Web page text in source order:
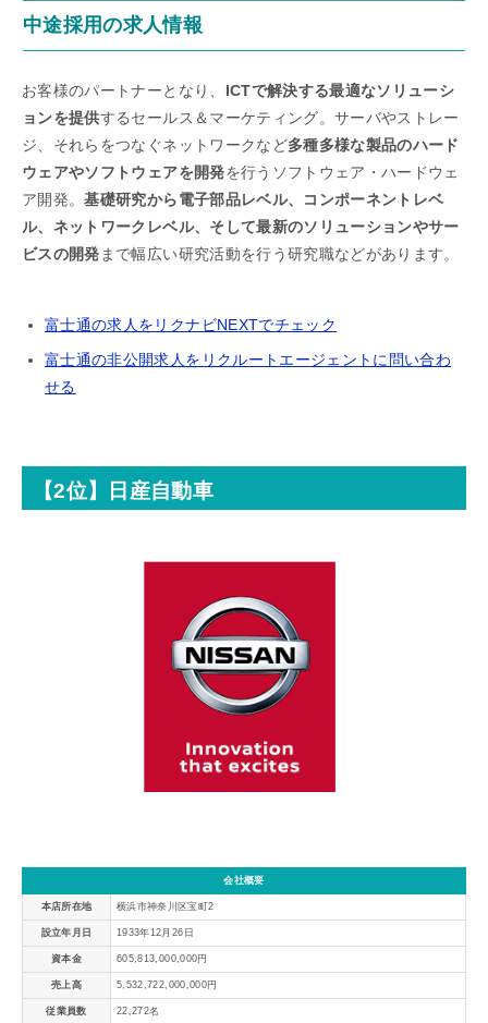
中途採用の求人情報
お客様のパートナーとなり、 ICTで解決する最適なソリューシ
ョンを提供するセールス＆マーケティング。サーバやストレー
ジ、それらをつなぐネットワークなど多種多様な製品のハード
ウェアやソフトウェアを開発を行うソフトウェア・ハードウェ
ア開発。基礎研究から電子部品レベル、コンポーネントレベ
ル、ネットワークレベル、そして最新のソリューションやサー
ビスの開発まで幅広い研究活動を行う研究職などがあります。
富士通の求人をリクナビNEXTでチェック
富士通の非公開求人をリクルートエージェントに問い合わ
せる
【2位】日産自動車
会社概要
本店所在地 横浜市神奈川区宝町2
設立年月日 1933年12月26日
資本金 605,813,000,000円
売上高 5,532,722,000,000円
従業員数 22,272名